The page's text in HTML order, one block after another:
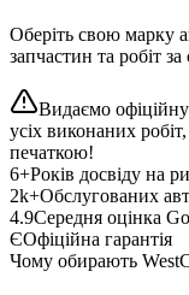
Оберіть свою марку
запчастин та робіт
Видаємо
усіх виконаних
печаткою!
6+Років досвіду на
2k+Обслугованих
4.9Середня оцінка
ЄОфіційна гарантія
Чому обирають